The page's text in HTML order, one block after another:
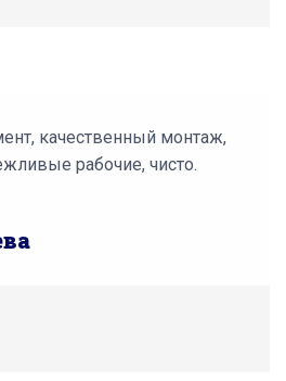
качественный монтаж,
рабочие, чисто.